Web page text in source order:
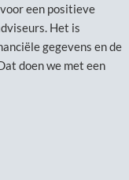
een positieve
Het is
gegevens en de
doen we met een